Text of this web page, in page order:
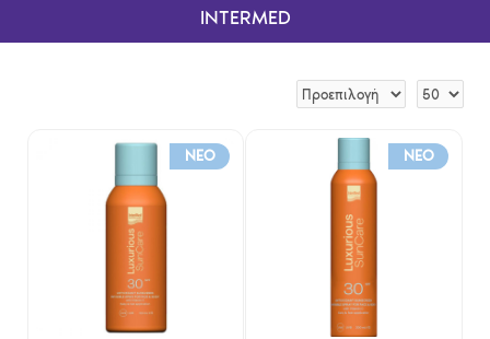
INTERMED
NEO NEO